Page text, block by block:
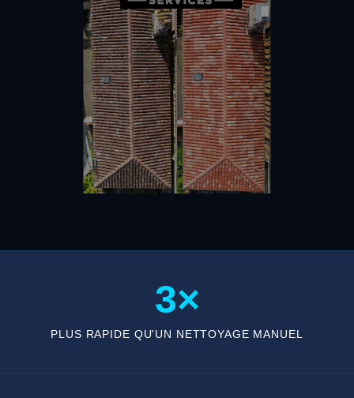
3×
PLUS RAPIDE QU'UN NETTOYAGE MANUEL